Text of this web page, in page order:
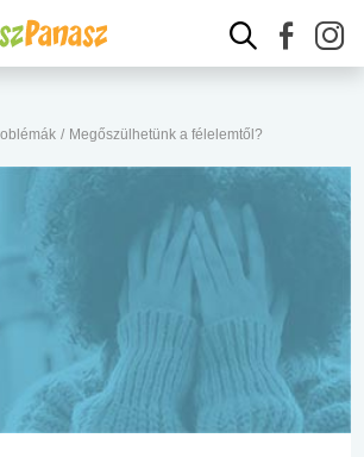
/ Megőszülhetünk a félelemtől?